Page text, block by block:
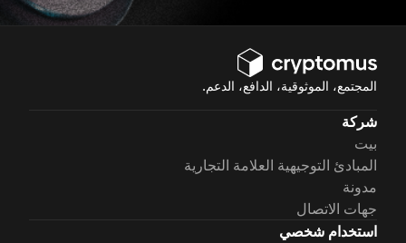
المجتمع، الموثوقية، الدافع، الدعم.
شركة
بيت
المبادئ التوجيهية العلامة التجارية
مدونة
جهات الاتصال
استخدام شخصي